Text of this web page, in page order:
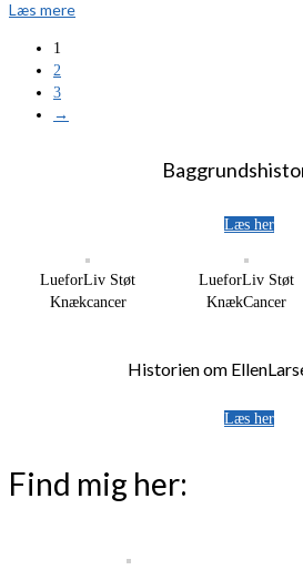
Læs mere
1
2
3
→
Læs her
LueforLiv Støt
Knækcancer
LueforLiv Støt
KnækCancer
Historien om
Læs her
Find mig her: